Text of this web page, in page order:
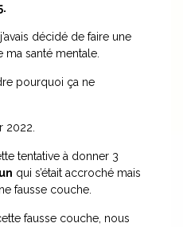
décidé de faire une
santé mentale.
pourquoi ça ne
2022.
tentative à donner 3
un qui s’était accroché mais
fausse couche.
fausse couche, nous